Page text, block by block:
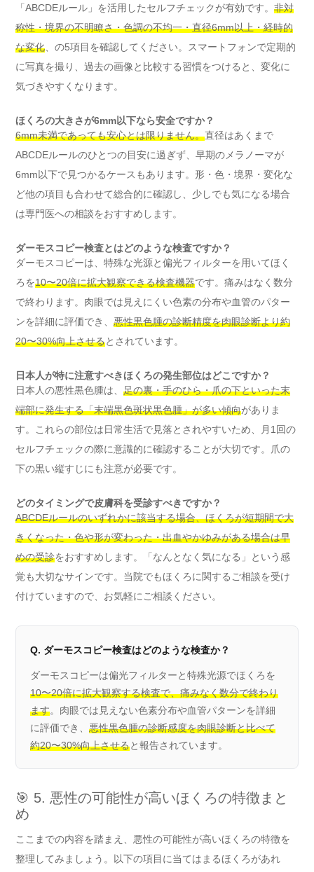
「ABCDEルール」を活用したセルフチェックが有効です。 非対
称性・境界の不明瞭さ・色調の不均一・直径6mm以上・経時的
な変化、の5項目を確認してください。スマートフォンで定期的
に写真を撮り、過去の画像と比較する習慣をつけると、変化に
気づきやすくなります。
ほくろの大きさが6mm以下なら安全ですか？
6mm未満であっても安心とは限りません。直径はあくまで
ABCDEルールのひとつの目安に過ぎず、早期のメラノーマが
6mm以下で見つかるケースもあります。形・色・境界・変化な
ど他の項目も合わせて総合的に確認し、少しでも気になる場合
は専門医への相談をおすすめします。
ダーモスコピー検査とはどのような検査ですか？
ダーモスコピーは、特殊な光源と偏光フィルターを用いてほく
ろを10〜20倍に拡大観察できる検査機器です。痛みはなく数分
で終わります。肉眼では見えにくい色素の分布や血管のパター
ンを詳細に評価でき、 悪性黒色腫の診断精度を肉眼診断より約
20〜30%向上させるとされています。
日本人が特に注意すべきほくろの発生部位はどこですか？
日本人の悪性黒色腫は、 足の裏・手のひら・爪の下といった末
端部に発生する「末端黒色斑状黒色腫」が多い傾向がありま
す。これらの部位は日常生活で見落とされやすいため、月1回の
セルフチェックの際に意識的に確認することが大切です。爪の
下の黒い縦すじにも注意が必要です。
どのタイミングで皮膚科を受診すべきですか？
ABCDEルールのいずれかに該当する場合、ほくろが短期間で大
きくなった・色や形が変わった・出血やかゆみがある場合は早
めの受診をおすすめします。「なんとなく気になる」という感
覚も大切なサインです。当院でもほくろに関するご相談を受け
付けていますので、お気軽にご相談ください。
Q. ダーモスコピー検査はどのような検査か？
ダーモスコピーは偏光フィルターと特殊光源でほくろを
10〜20倍に拡大観察する検査で、痛みなく数分で終わり
ます。肉眼では見えない色素分布や血管パターンを詳細
に評価でき、 悪性黒色腫の診断感度を肉眼診断と比べて
約20〜30%向上させると報告されています。
🎯 5. 悪性の可能性が高いほくろの特徴まと
め
ここまでの内容を踏まえ、悪性の可能性が高いほくろの特徴を
整理してみましょう。以下の項目に当てはまるほくろがあれ